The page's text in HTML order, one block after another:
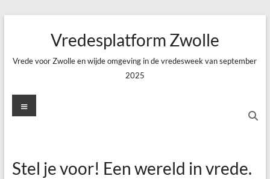
inhoud
Vredesplatform Zwolle
Vrede voor Zwolle en wijde omgeving in de vredesweek van september
2025
Menu
Stel je voor! Een wereld in vrede.